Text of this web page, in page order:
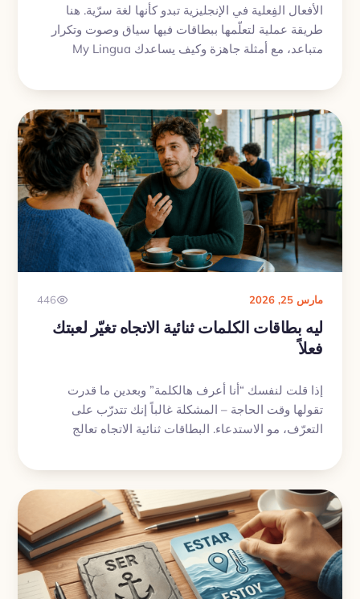
الأفعال الفِعلية في الإنجليزية تبدو كأنها لغة سرّية. هنا
طريقة عملية لتعلّمها ببطاقات فيها سياق وصوت وتكرار
متباعد، مع أمثلة جاهزة وكيف يساعدك My Lingua
مارس 25, 2026 446
ليه بطاقات الكلمات ثنائية الاتجاه تغيّر لعبتك
فعلاً
إذا قلت لنفسك “أنا أعرف هالكلمة” وبعدين ما قدرت
تقولها وقت الحاجة – المشكلة غالباً إنك تتدرّب على
التعرّف، مو الاستدعاء. البطاقات ثنائية الاتجاه تعالج